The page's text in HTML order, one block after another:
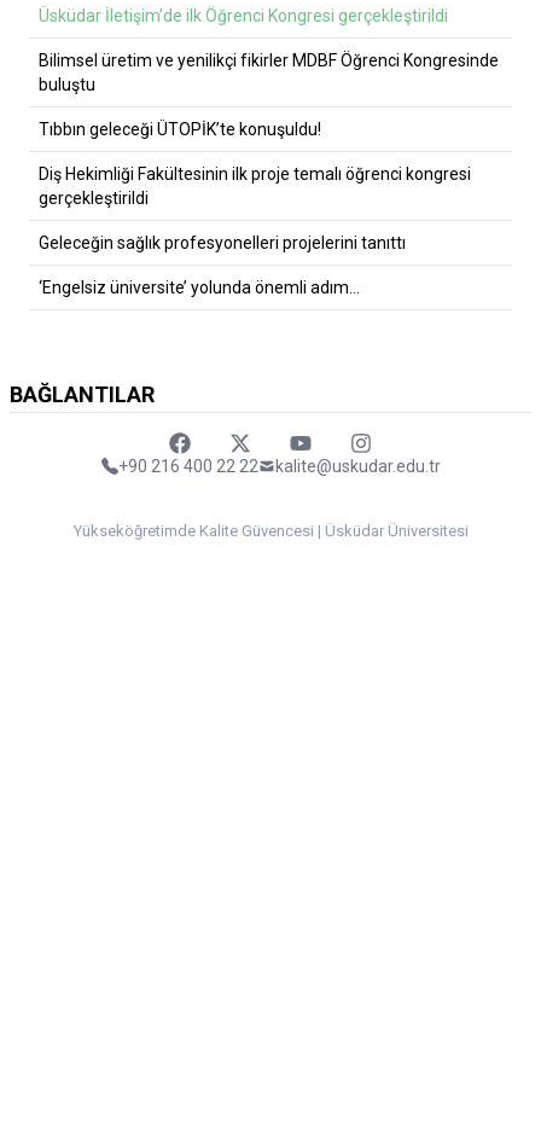
Üsküdar İletişim’de ilk Öğrenci Kongresi gerçekleştirildi
Bilimsel üretim ve yenilikçi fikirler MDBF Öğrenci Kongresinde
buluştu
Tıbbın geleceği ÜTOPİK’te konuşuldu!
Diş Hekimliği Fakültesinin ilk proje temalı öğrenci kongresi
gerçekleştirildi
Geleceğin sağlık profesyonelleri projelerini tanıttı
‘Engelsiz üniversite’ yolunda önemli adım…
BAĞLANTILAR
FaceebokTwitterYoutubeInstagram
+90 216 400 22 22 kalite@uskudar.edu.tr
Yükseköğretimde Kalite Güvencesi | Üsküdar Üniversitesi